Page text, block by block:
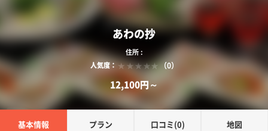
あわの抄
住所 :
人気度：
（0）
12,100円～
基本情報 プラン 口コミ(0) 地図